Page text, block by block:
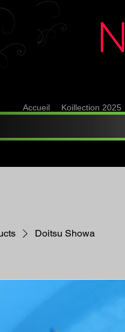
Accueil Koillection 2025
Doitsu Showa